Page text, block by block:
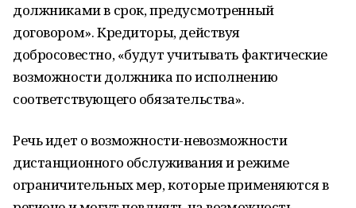
должниками в срок, предусмотренный
договором». Кредиторы, действуя
добросовестно, «будут учитывать фактические
возможности должника по исполнению
соответствующего обязательства».
Речь идет о возможности-невозможности
дистанционного обслуживания и режиме
ограничительных мер, которые применяются в